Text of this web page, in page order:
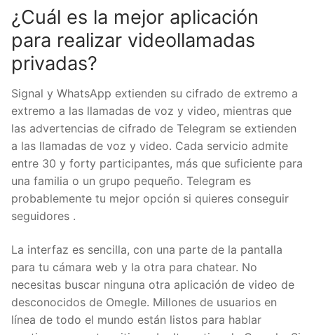
¿Cuál es la mejor aplicación
para realizar videollamadas
privadas?
Signal y WhatsApp extienden su cifrado de extremo a
extremo a las llamadas de voz y video, mientras que
las advertencias de cifrado de Telegram se extienden
a las llamadas de voz y video. Cada servicio admite
entre 30 y forty participantes, más que suficiente para
una familia o un grupo pequeño. Telegram es
probablemente tu mejor opción si quieres conseguir
seguidores .
La interfaz es sencilla, con una parte de la pantalla
para tu cámara web y la otra para chatear. No
necesitas buscar ninguna otra aplicación de video de
desconocidos de Omegle. Millones de usuarios en
línea de todo el mundo están listos para hablar